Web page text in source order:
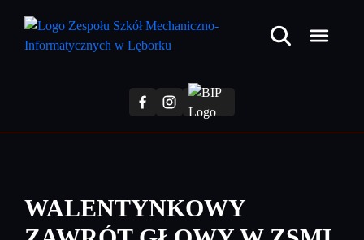
treści
WALENTYNKOWY